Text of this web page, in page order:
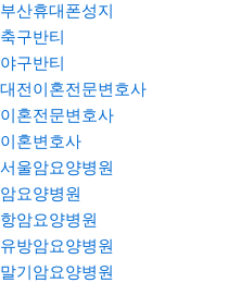
부산휴대폰성지
축구반티
야구반티
대전이혼전문변호사
이혼전문변호사
이혼변호사
서울암요양병원
암요양병원
항암요양병원
유방암요양병원
말기암요양병원